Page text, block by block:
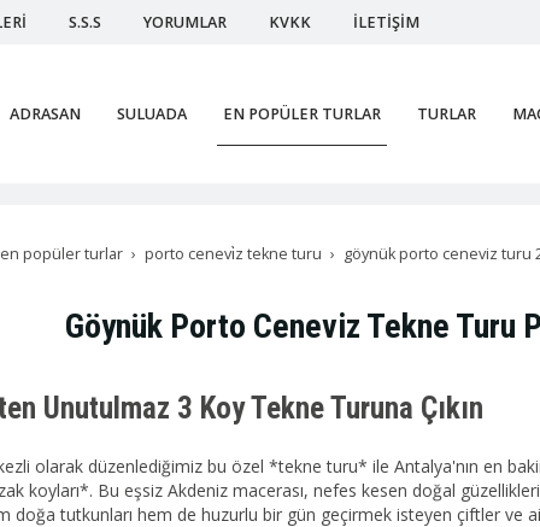
S.S.S YORUMLAR KVKK İLETİŞİM
ADRASAN SULUADA EN POPÜLER TURLAR TURLAR
en popüler turlar porto cenevi̇z tekne turu göynük porto ceneviz turu
Göynük Porto Ceneviz Tekne Turu
Unutulmaz 3 Koy Tekne Turuna Çıkın
olarak düzenlediğimiz bu özel *tekne turu* ile Antalya'nın en
koyları*. Bu eşsiz Akdeniz macerası, nefes kesen doğal
doğa tutkunları hem de huzurlu bir gün geçirmek isteyen çiftler ve